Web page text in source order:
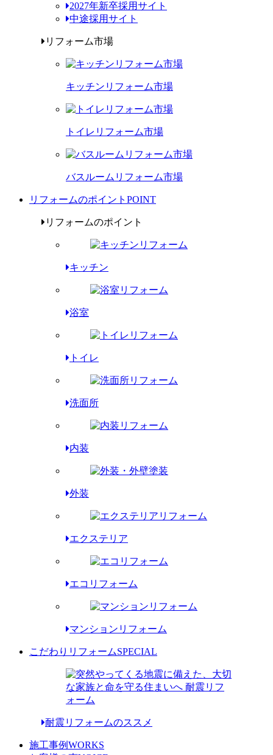
2027年新卒採用サイト
中途採用サイト
リフォーム市場
キッチンリフォーム市場
トイレリフォーム市場
バスルームリフォーム市場
リフォームのポイント POINT
リフォームのポイント
キッチン
浴室
トイレ
洗面所
内装
外装
エクステリア
エコリフォーム
マンションリフォーム
こだわりリフォームSPECIAL
耐震リフォームのススメ
施工事例WORKS